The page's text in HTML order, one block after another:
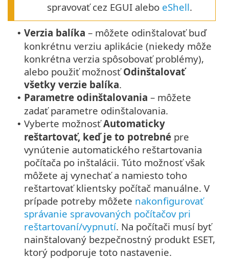
spravovať cez EGUI alebo eShell.
• Verzia balíka – môžete odinštalovať buď
konkrétnu verziu aplikácie (niekedy môže
konkrétna verzia spôsobovať problémy),
alebo použiť možnosťOdinštalovať
všetky verzie balíka.
• Parametre odinštalovania – môžete
zadať parametre odinštalovania.
• Vyberte možnosťAutomaticky
reštartovať, keď je to potrebné pre
vynútenie automatického reštartovania
počítača po inštalácii. Túto možnosť však
môžete aj vynechať a namiesto toho
reštartovať klientsky počítač manuálne. V
prípade potreby môžete nakonfigurovať
správanie spravovaných počítačov pri
reštartovaní/vypnutí. Na počítači musí byť
nainštalovaný bezpečnostný produkt ESET,
ktorý podporuje toto nastavenie.